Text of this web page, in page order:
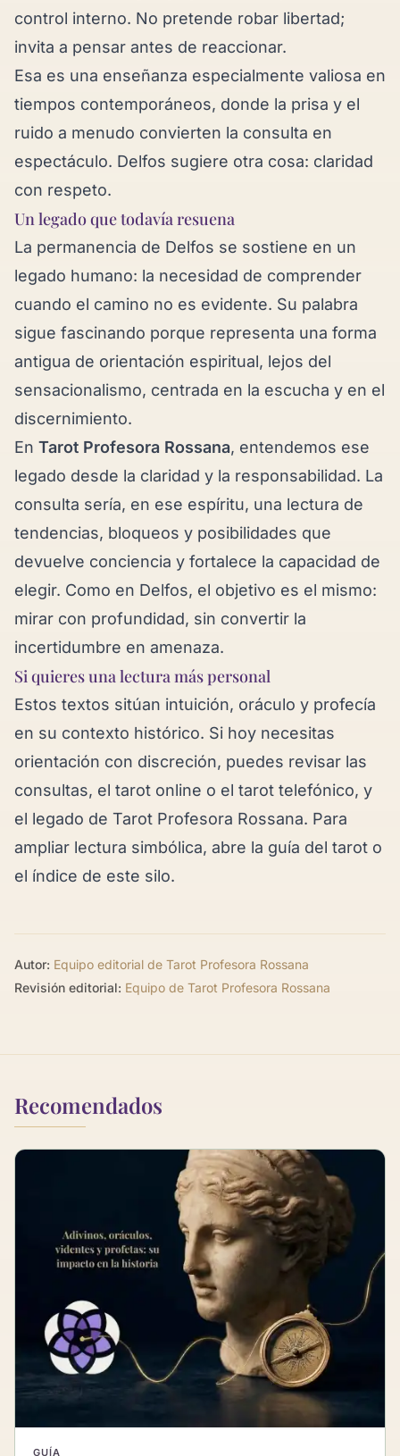
control interno. No pretende robar libertad;
invita a pensar antes de reaccionar.
Esa es una enseñanza especialmente valiosa en
tiempos contemporáneos, donde la prisa y el
ruido a menudo convierten la consulta en
espectáculo. Delfos sugiere otra cosa: claridad
con respeto.
Un legado que todavía resuena
La permanencia de Delfos se sostiene en un
legado humano: la necesidad de comprender
cuando el camino no es evidente. Su palabra
sigue fascinando porque representa una forma
antigua de orientación espiritual, lejos del
sensacionalismo, centrada en la escucha y en el
discernimiento.
En Tarot Profesora Rossana, entendemos ese
legado desde la claridad y la responsabilidad. La
consulta sería, en ese espíritu, una lectura de
tendencias, bloqueos y posibilidades que
devuelve conciencia y fortalece la capacidad de
elegir. Como en Delfos, el objetivo es el mismo:
mirar con profundidad, sin convertir la
incertidumbre en amenaza.
Si quieres una lectura más personal
Estos textos sitúan intuición, oráculo y profecía
en su contexto histórico. Si hoy necesitas
orientación con discreción, puedes revisar las
consultas, el tarot online o el tarot telefónico, y
el legado de Tarot Profesora Rossana. Para
ampliar lectura simbólica, abre la guía del tarot o
el índice de este silo.
Autor: Equipo editorial de Tarot Profesora Rossana
Revisión editorial: Equipo de Tarot Profesora Rossana
Recomendados
GUÍA